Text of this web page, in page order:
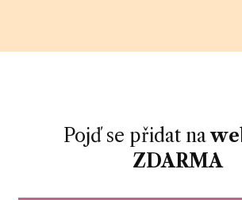
Pojď se přidat na
ZDARMA